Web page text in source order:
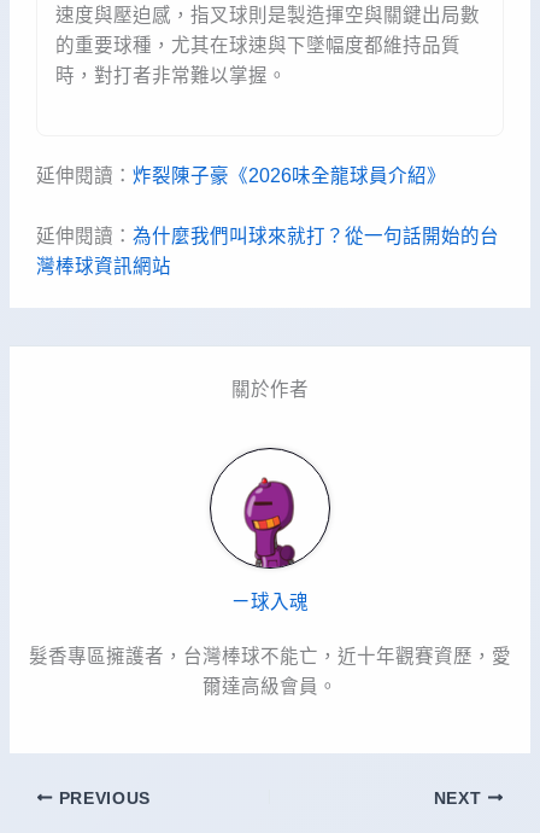
速度與壓迫感，指叉球則是製造揮空與關鍵出局數
的重要球種，尤其在球速與下墜幅度都維持品質
時，對打者非常難以掌握。
延伸閱讀： 炸裂陳子豪《2026味全龍球員介紹》
延伸閱讀： 為什麼我們叫球來就打？從一句話開始的台
灣棒球資訊網站
關於作者
ㄧ球入魂
髮香專區擁護者，台灣棒球不能亡，近十年觀賽資歷，愛
爾達高級會員。
PREVIOUS NEXT